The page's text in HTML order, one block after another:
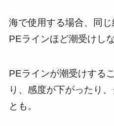
海で使用する場合、同
PEラインほど潮受けし
PEラインが潮受けする
り、感度が下がったり
とも。